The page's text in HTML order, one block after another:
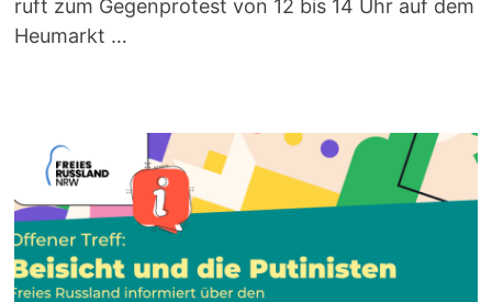
ruft zum Gegenprotest von 12 bis 14 Uhr auf dem
Heumarkt …